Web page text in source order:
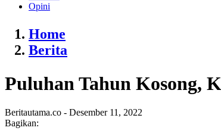
Opini
Home
Berita
Puluhan Tahun Kosong,
Beritautama.co - Desember 11, 2022
Bagikan: